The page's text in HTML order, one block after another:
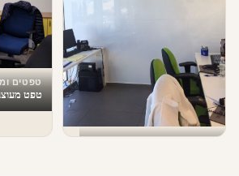
טפטים
טפט